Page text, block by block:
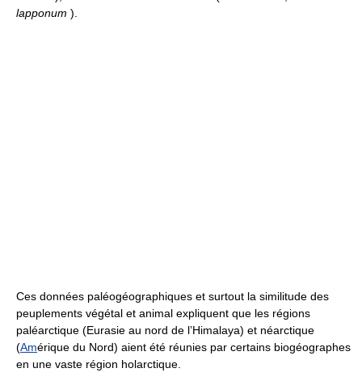
lapponum ).
Ces données paléogéographiques et surtout la similitude des
peuplements végétal et animal expliquent que les régions
paléarctique (Eurasie au nord de l’Himalaya) et néarctique
(Amérique du Nord) aient été réunies par certains biogéographes
en une vaste région holarctique.